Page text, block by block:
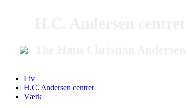
Liv
H.C. Andersen centret
Værk